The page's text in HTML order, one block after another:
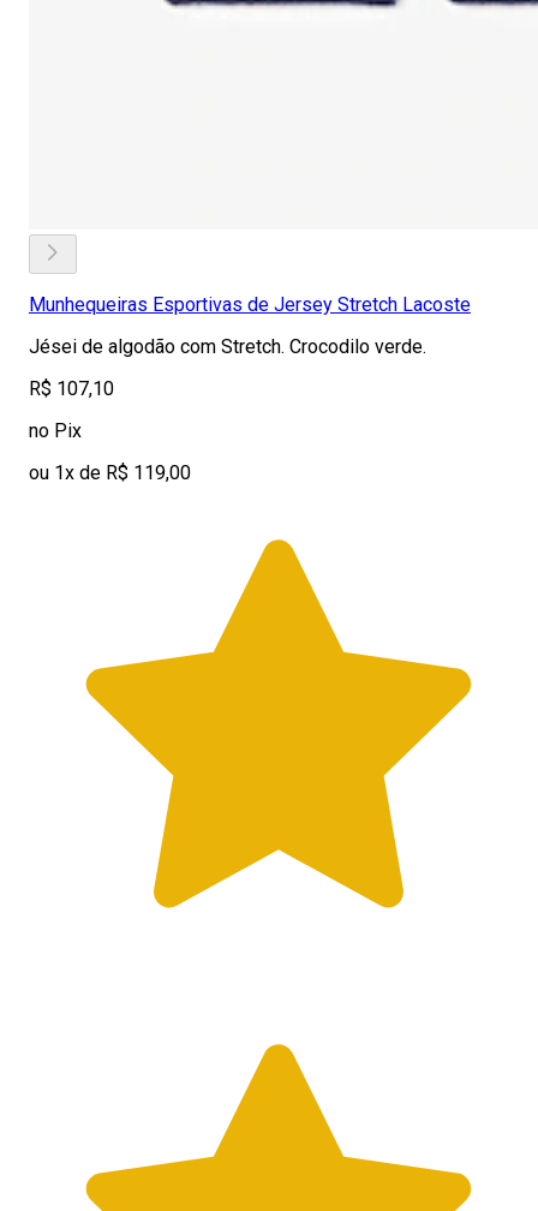
Munhequeiras Esportivas de Jersey Stretch Lacoste
Jései de algodão com Stretch. Crocodilo verde.
R$ 107,10
no Pix
ou 1x de R$ 119,00